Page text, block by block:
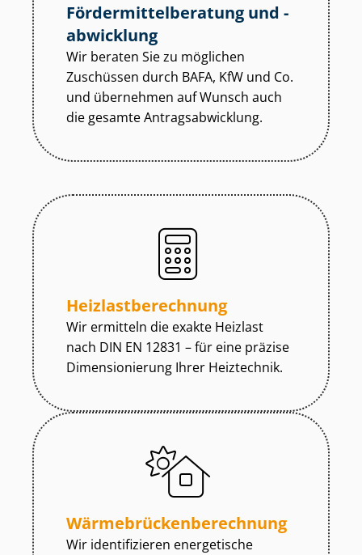
För­der­mit­tel­be­ra­tung und -
abwicklung
Wir beraten Sie zu möglichen
Zuschüssen durch BAFA, KfW und Co.
und übernehmen auf Wunsch auch
die gesamte An­trags­ab­wick­lung.
Heiz­last­be­rech­nung
Wir ermitteln die exakte Heizlast
nach DIN EN 12831 – für eine präzise
Dimensionierung Ihrer Heiztechnik.
Wär­me­brü­cken­be­rech­nung
Wir identifizieren energetische